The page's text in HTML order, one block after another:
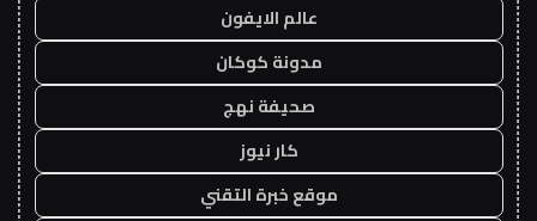
عالم الايفون
مدونة كوكان
صحيفة نهج
كار نيوز
موقع خبرة التقني